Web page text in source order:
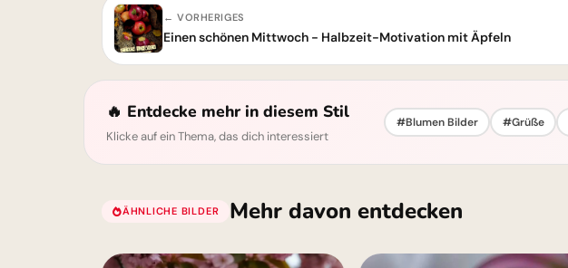
← VORHERIGES
Einen schönen Mittwoch - Halbzeit-Motivation mit Äpfeln
🔥 Entdecke mehr in diesem Stil
Klicke auf ein Thema, das dich interessiert
#Blumen Bilder #Grüße
ÄHNLICHE BILDER Mehr davon entdecken